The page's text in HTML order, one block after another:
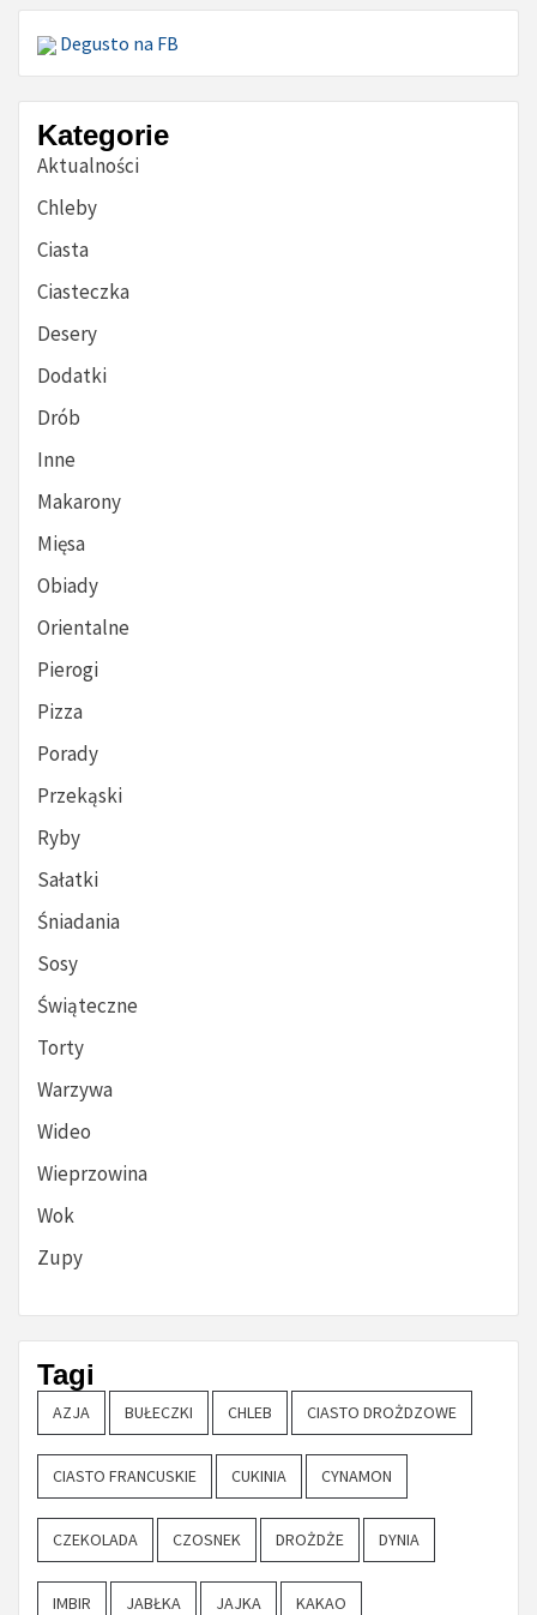
Degusto na FB
Kategorie
Aktualności
Chleby
Ciasta
Ciasteczka
Desery
Dodatki
Drób
Inne
Makarony
Mięsa
Obiady
Orientalne
Pierogi
Pizza
Porady
Przekąski
Ryby
Sałatki
Śniadania
Sosy
Świąteczne
Torty
Warzywa
Wideo
Wieprzowina
Wok
Zupy
Tagi
AZJA BUŁECZKI CHLEB CIASTO DROŻDZOWE
CIASTO FRANCUSKIE CUKINIA CYNAMON
CZEKOLADA CZOSNEK DROŻDŻE DYNIA
IMBIR JABŁKA JAJKA KAKAO